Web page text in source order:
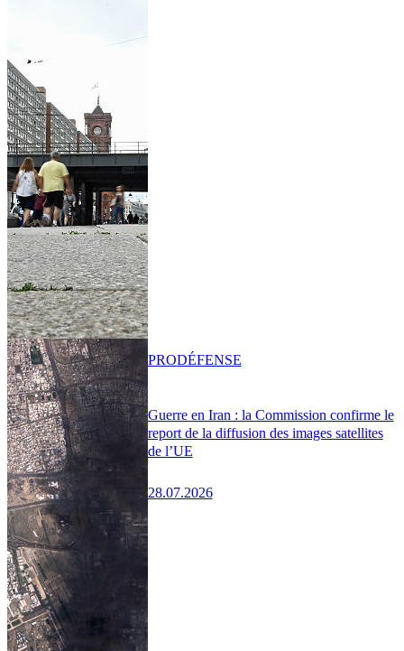
Guerre en Iran : la Commission confirme le
report de la diffusion des images satellites
de l’UE
28.07.2026
PRODÉFENSE